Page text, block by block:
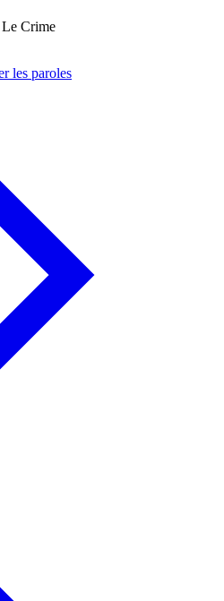
Le Crime
les paroles